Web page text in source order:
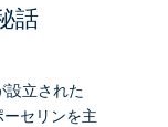
話
設立された
セリンを主